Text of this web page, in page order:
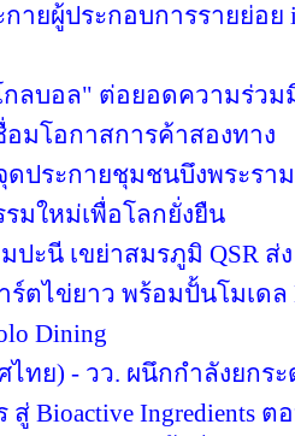
กายผู้ประกอบการรายย่อ
กลบอล" ต่อยอดความร่ว
มโอกาสการค้าสองทาง
จุดประกายชุมชนบึงพระร
มใหม่เพื่อโลกยั่งยืน
ปะนี เขย่าสมรภูมิ QSR ส่
ตไข่ยาว พร้อมปั้นโมเดล
Dining
ไทย) - วว. ผนึกกำลังยกร
สู่ Bioactive Ingredients